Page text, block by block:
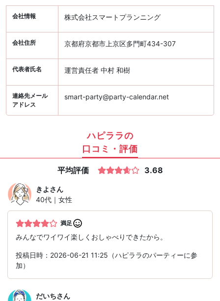
会社情報 株式会社スマートプランニング
会社住所 京都府京都市上京区多門町434-307
代表者氏名 運営責任者 中村 和樹
連絡先メール
アドレス
smart-party@party-calendar.net
ハピララの
口コミ・評価
平均評価 3.68
きよさん
40代｜女性
満足
みんなでワイワイ楽しくおしゃべりできたから。
投稿日時：2026-06-21 11:25（ハピララのパーティーに参
加）
だいちさん